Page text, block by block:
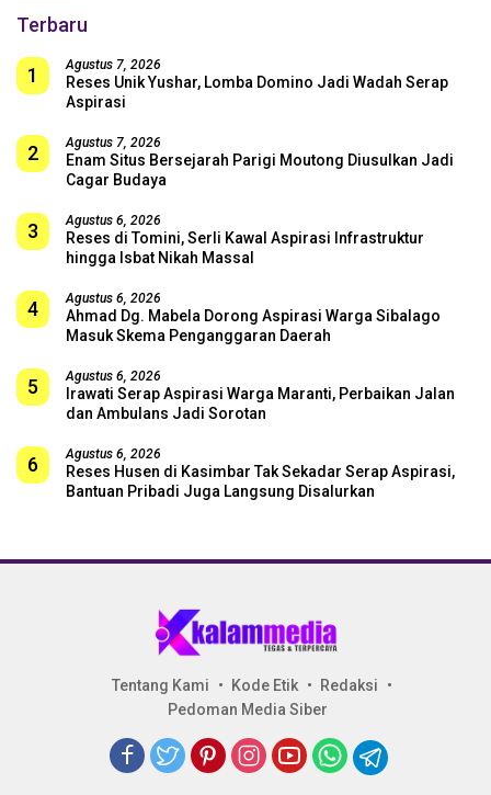
Terbaru
1 Agustus 7, 2026
Reses Unik Yushar, Lomba Domino Jadi Wadah Serap
Aspirasi
2 Agustus 7, 2026
Enam Situs Bersejarah Parigi Moutong Diusulkan Jadi
Cagar Budaya
3 Agustus 6, 2026
Reses di Tomini, Serli Kawal Aspirasi Infrastruktur
hingga Isbat Nikah Massal
4 Agustus 6, 2026
Ahmad Dg. Mabela Dorong Aspirasi Warga Sibalago
Masuk Skema Penganggaran Daerah
5 Agustus 6, 2026
Irawati Serap Aspirasi Warga Maranti, Perbaikan Jalan
dan Ambulans Jadi Sorotan
6 Agustus 6, 2026
Reses Husen di Kasimbar Tak Sekadar Serap Aspirasi,
Bantuan Pribadi Juga Langsung Disalurkan
Tentang Kami Kode Etik
Redaksi
Pedoman Media Siber